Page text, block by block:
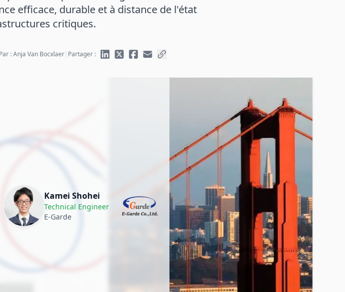
efficace, durable et à distance de l'état
critiques.
Par : Anja Van Bocxlaer| Partager :
Kamei Shohei
Technical Engineer
E-Garde